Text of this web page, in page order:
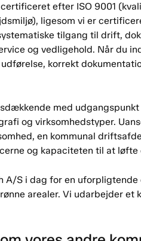
efter ISO 9001
ligesom vi er
tilgang til drift,
og vedligehold. Når du
korrekt
med
og virksomhedstyper.
en kommunal
og kapaciteten til at løfte
A/S i dag for en
arealer. Vi udarbejder